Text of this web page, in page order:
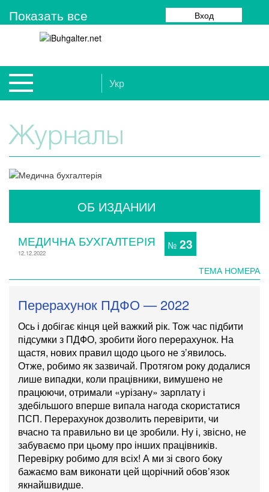
Показать все Вход
Укр
Журналы
ОБ ИЗДАНИИ
МЕДИЧНА БУХГАЛТЕРІЯ
12.12.2022
№ 23
ТЕМА НОМЕРА
Перерахунок ПДФО — 2022
Ось і добігає кінця цей важкий рік. Тож час підбити
підсумки з ПДФО, зробити його перерахунок. На
щастя, нових правил щодо цього не з’явилось.
Отже, робимо як зазвичай. Протягом року додалися
лише випадки, коли працівники, вимушено не
працюючи, отримали «урізану» зарплату і
здебільшого вперше випала нагода скористатися
ПСП. Перерахунок дозволить перевірити, чи
вчасно та правильно ви це зробили. Ну і, звісно, не
забуваємо при цьому про інших працівників.
Перевірку робимо для всіх! А ми зі свого боку
бажаємо вам виконати цей щорічний обов’язок
якнайшвидше.